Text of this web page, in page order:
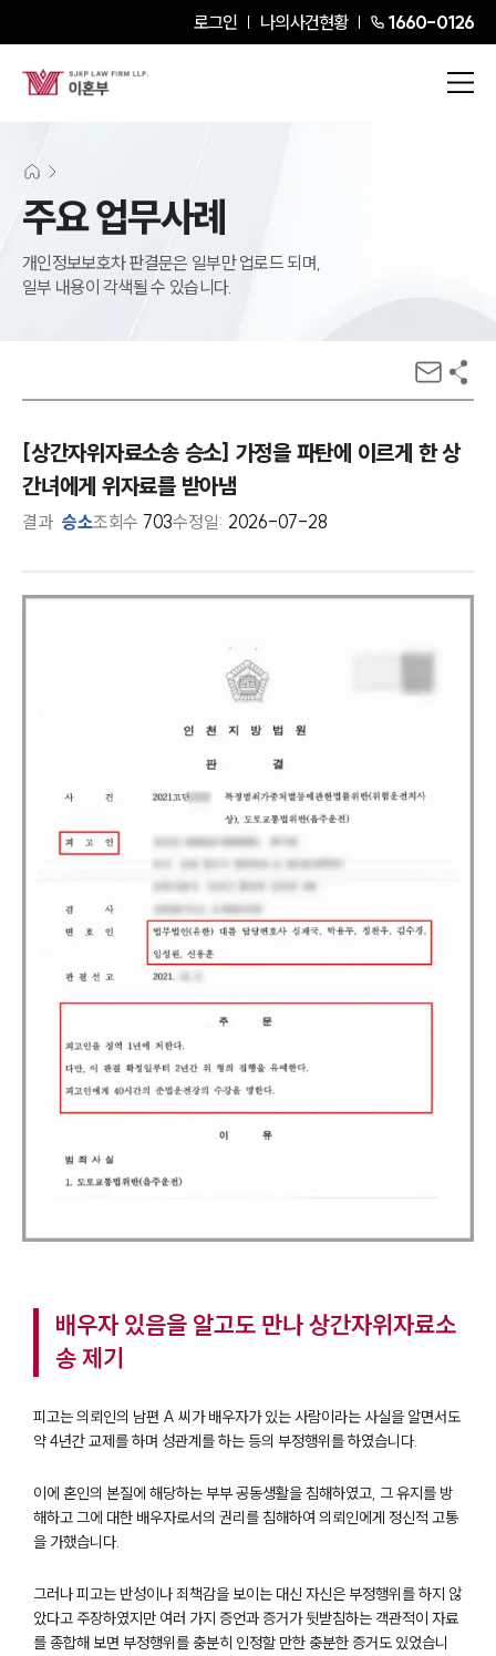
로그인 나의사건현황 1660-0126
주요 업무사례
개인정보보호차 판결문은 일부만 업로드 되며,
일부 내용이 각색될 수 있습니다.
[상간자위자료소송 승소] 가정을 파탄에 이르게 한 상
간녀에게 위자료를 받아냄
결과 승소조회수 703수정일: 2026-07-28
배우자 있음을 알고도 만나 상간자위자료소
송 제기
피고는 의뢰인의 남편 A 씨가 배우자가 있는 사람이라는 사실을 알면서도
약 4년간 교제를 하며 성관계를 하는 등의 부정행위를 하였습니다.
이에 혼인의 본질에 해당하는 부부 공동생활을 침해하였고, 그 유지를 방
해하고 그에 대한 배우자로서의 권리를 침해하여 의뢰인에게 정신적 고통
을 가했습니다.
그러나 피고는 반성이나 죄책감을 보이는 대신 자신은 부정행위를 하지 않
았다고 주장하였지만 여러 가지 증언과 증거가 뒷받침하는 객관적이 자료
를 종합해 보면 부정행위를 충분히 인정할 만한 충분한 증거도 있었습니